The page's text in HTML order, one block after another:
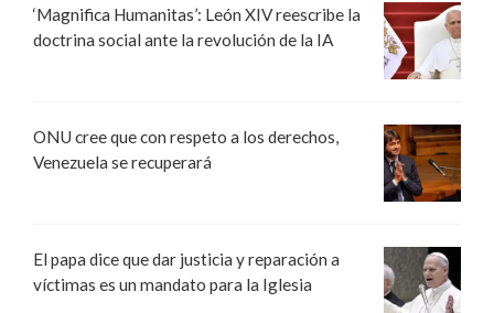
‘Magnifica Humanitas’: León XIV reescribe la
doctrina social ante la revolución de la IA
ONU cree que con respeto a los derechos,
Venezuela se recuperará
El papa dice que dar justicia y reparación a
víctimas es un mandato para la Iglesia